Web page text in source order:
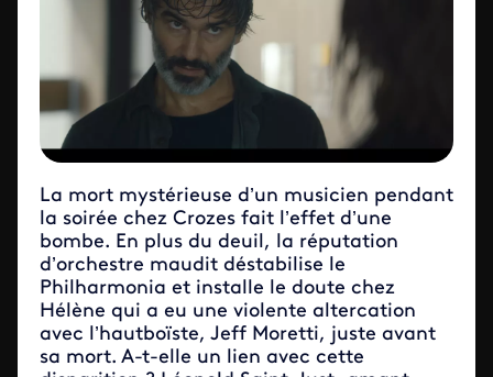
La mort mystérieuse d’un musicien pendant
la soirée chez Crozes fait l’effet d’une
bombe. En plus du deuil, la réputation
d’orchestre maudit déstabilise le
Philharmonia et installe le doute chez
Hélène qui a eu une violente altercation
avec l’hautboïste, Jeff Moretti, juste avant
sa mort. A-t-elle un lien avec cette